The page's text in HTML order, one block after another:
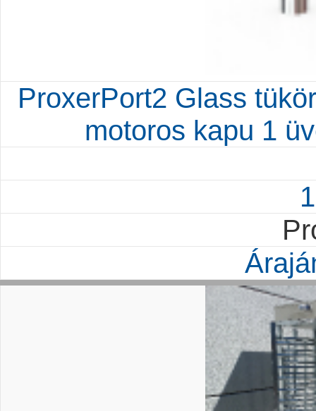
ProxerPort2 Glass
motoros kapu 1